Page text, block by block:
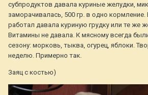
субпродуктов давала куриные желудки,
заморачивалась, 500 гр. в одно
работал давала куриную грудку или те же
Витамины не давала. К мясному всегда
сезону: морковь, тыква, огурец, яблоки.
неделю. Примерно так.
Заяц с костью)